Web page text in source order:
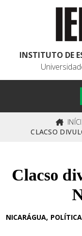
INSTITUTO DE
CLACSO
Clacso
NICARÁGUA POLÍTICA